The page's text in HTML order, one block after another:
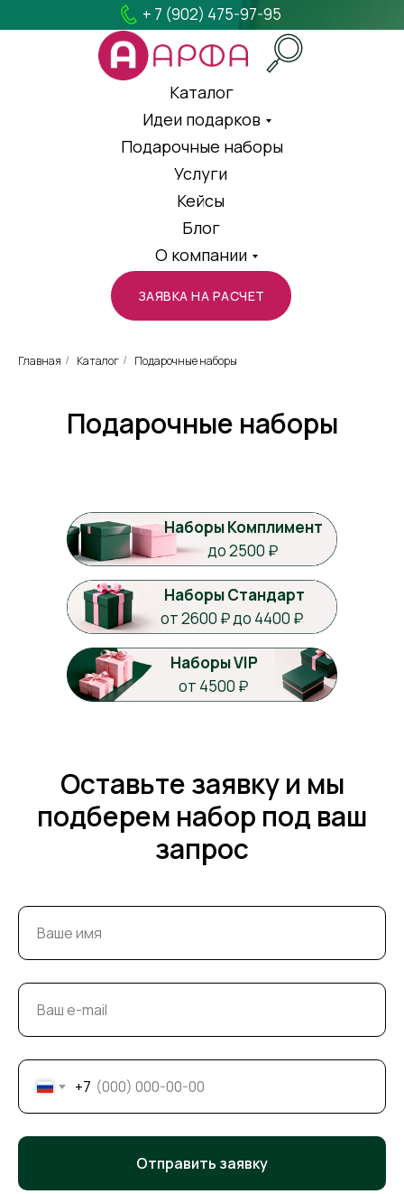
Каталог
Идеи подарков
Подарочные наборы
Кейсы
Блог
Услуги
О компании
+ 7 (902) 475-97-95
ЗАЯВКА НА РАСЧЕТ
Главная / Каталог / Подарочные наборы
Подарочные наборы
Наборы Комплимент
до 2500 ₽
Наборы Стандарт
от 2600 ₽ до 4400 ₽
Наборы VIP
от 4500 ₽
Оставьте заявку и мы
подберем набор под ваш
запрос
+7
Отправить заявку